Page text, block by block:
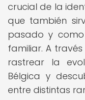
crucial de la
que también
pasado y
familiar. A
rastrear la
Bélgica y
entre distintas